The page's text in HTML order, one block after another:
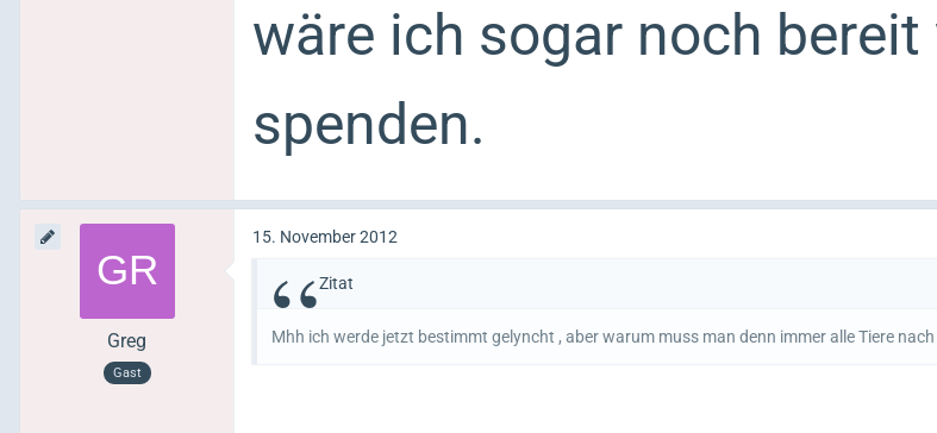
wäre ich sogar noch bereit
spenden.
Greg
Gast
15. November 2012
Zitat
Mhh ich werde jetzt bestimmt gelyncht , aber warum muss man denn immer alle Tiere